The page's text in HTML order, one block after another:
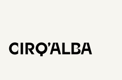
CIRQ’ALBA